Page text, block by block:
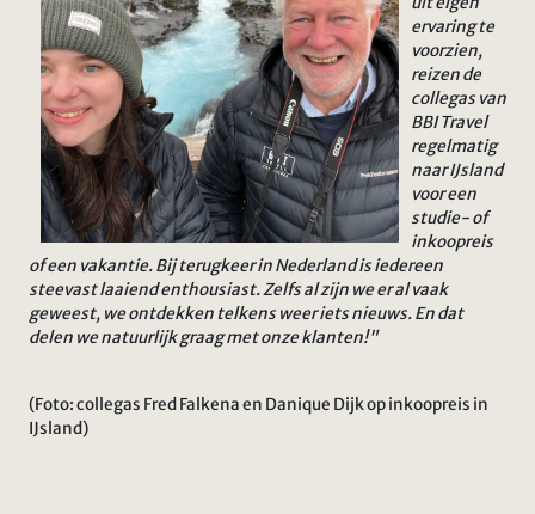
ervaring te
voorzien,
reizen de
collegas van
BBI Travel
regelmatig
naar IJsland
voor een
studie- of
inkoopreis
of een vakantie. Bij terugkeer in Nederland is iedereen
steevast laaiend enthousiast. Zelfs al zijn we er al vaak
geweest, we ontdekken telkens weer iets nieuws. En dat
delen we natuurlijk graag met onze klanten!"
(Foto: collegas Fred Falkena en Danique Dijk op inkoopreis in
IJsland)